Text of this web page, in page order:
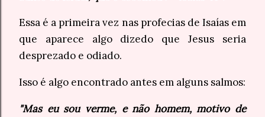
Essa é a primeira vez nas profecias de Isaías em
que aparece algo dizedo que Jesus seria
desprezado e odiado.
Isso é algo encontrado antes em alguns salmos:
"Mas eu sou verme, e não homem, motivo de